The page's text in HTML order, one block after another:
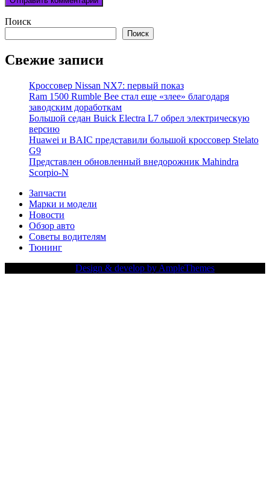
Поиск
Поиск
Свежие записи
Кроссовер Nissan NX7: первый показ
Ram 1500 Rumble Bee стал еще «злее» благодаря
заводским доработкам
Большой седан Buick Electra L7 обрел электрическую
версию
Huawei и BAIC представили большой кроссовер Stelato
G9
Представлен обновленный внедорожник Mahindra
Scorpio-N
Запчасти
Марки и модели
Новости
Обзор авто
Советы водителям
Тюнинг
Design & develop by AmpleThemes